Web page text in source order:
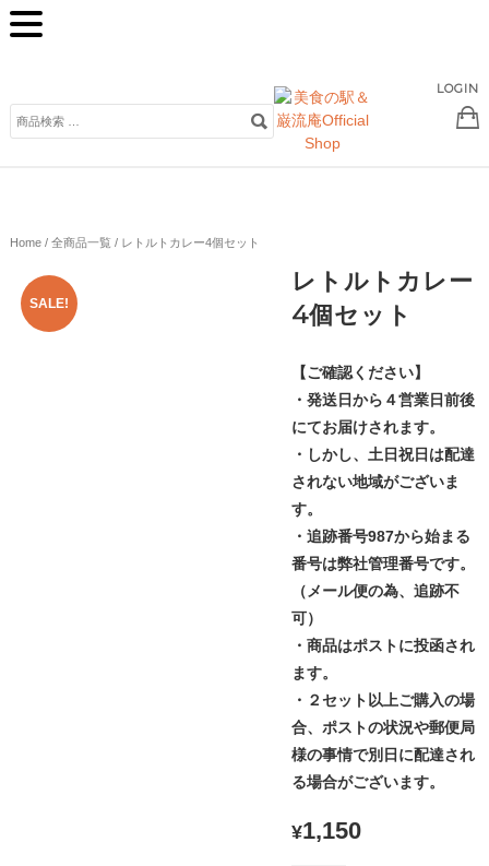
検
索
LOGIN
Home/ 全商品一覧/ レトルトカレー4個セット
SALE!
レトルトカレー
4個セット
【ご確認ください】
・発送日から４営業日前後
にてお届けされます。
・しかし、土日祝日は配達
されない地域がございま
す。
・追跡番号987から始まる
番号は弊社管理番号です。
（メール便の為、追跡不
可）
・商品はポストに投函され
ます。
・２セット以上ご購入の場
合、ポストの状況や郵便局
様の事情で別日に配達され
る場合がございます。
¥1,150